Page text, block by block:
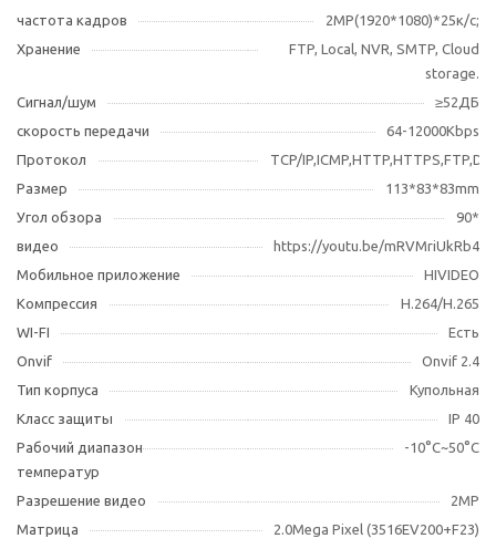
частота кадров
2MP(1920*1080)*25к/с;
Хранение
FTP, Local, NVR, SMTP, Cloud
storage.
Сигнал/шум
≥52ДБ
скорость передачи
64-12000Kbps
Протокол
TCP/
Размер
113*83*83mm
Угол обзора
90*
видео
https://youtu.be/mRVMriUkRb4
Мобильное приложение
HIVIDEO
Компрессия
H.264/H.265
WI-FI
Есть
Оnvif
Onvif 2.4
Тип корпуса
Купольная
Класс защиты
IP 40
Рабочий диапазон
температур
-10°С~50°С
Разрешение видео
2МР
Матрица
2.0Mega Pixel (3516EV200+F23)